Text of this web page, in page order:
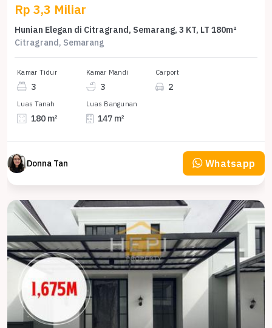
Rp 3,3 Miliar
Hunian Elegan di Citragrand, Semarang, 3 KT, LT 180m²
Citragrand, Semarang
Kamar Tidur
3
Kamar Mandi
3
Carport
2
Luas Tanah
180 m²
Luas Bangunan
147 m²
Donna Tan Whatsapp